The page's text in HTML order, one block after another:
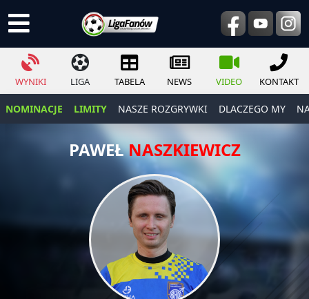
WYNIKI LIGA TABELA NEWS VIDEO KONTAKT
NOMINACJE LIMITY NASZE ROZGRYWKI DLACZEGO MY
PAWEŁNASZKIEWICZ